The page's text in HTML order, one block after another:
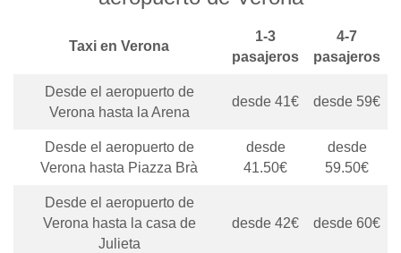
Taxi en Verona
1-3
pasajeros
4-7
pasajeros
Desde el aeropuerto de
Verona hasta la Arena
desde 41€ desde 59€
Desde el aeropuerto de
Verona hasta Piazza Brà
desde
41.50€
desde
59.50€
Desde el aeropuerto de
Verona hasta la casa de
Julieta
desde 42€ desde 60€